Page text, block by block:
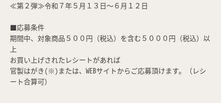
≪第２弾≫令和７年５月１３日～６月１２日
■応募条件
期間中、対象商品５００円（税込）を含む５０００円（税込）以
上
お買い上げされたレシートがあれば
官製はがき(※)または、WEBサイトからご応募頂けます。（レシ
ート合算可）